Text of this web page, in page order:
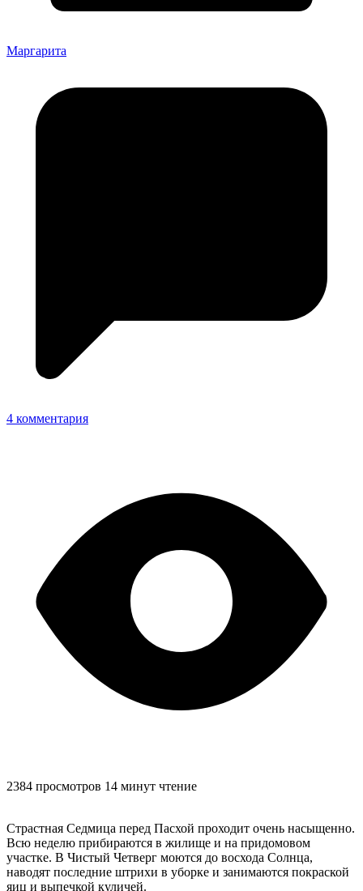
Маргарита
4 комментария
2384 просмотров 14 минут чтение
Страстная Седмица перед Пасхой проходит очень насыщенно.
Всю неделю прибираются в жилище и на придомовом
участке. В Чистый Четверг моются до восхода Солнца,
наводят последние штрихи в уборке и занимаются покраской
яиц и выпечкой куличей.